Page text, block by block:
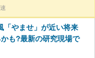
「やませ」が近い将来
も?最新の研究現場で